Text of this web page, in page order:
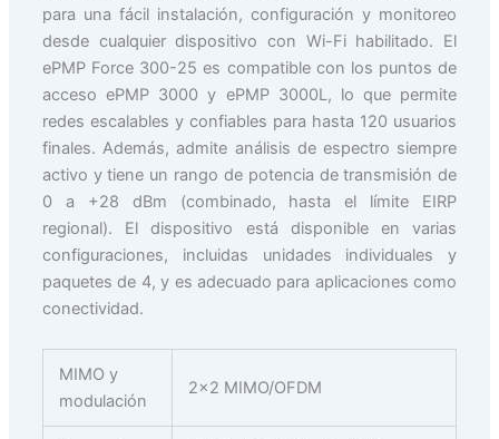
para una fácil instalación, configuración y monitoreo
desde cualquier dispositivo con Wi-Fi habilitado.
El
ePMP Force 300-25 es compatible con los puntos de
acceso ePMP 3000 y ePMP 3000L, lo que permite
redes escalables y confiables para hasta 120 usuarios
finales. Además, admite análisis de espectro siempre
activo y tiene un rango de potencia de transmisión de
0 a +28 dBm (combinado, hasta el límite EIRP
regional).
El dispositivo está disponible en varias
configuraciones, incluidas unidades individuales y
paquetes de 4, y es adecuado para aplicaciones como
conectividad.
MIMO y
modulación
2×2 MIMO/OFDM